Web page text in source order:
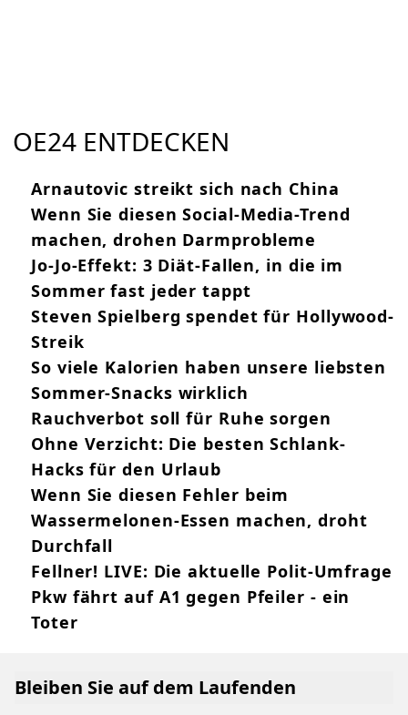
OE24 ENTDECKEN
Arnautovic streikt sich nach China
Wenn Sie diesen Social-Media-Trend
machen, drohen Darmprobleme
Jo-Jo-Effekt: 3 Diät-Fallen, in die im
Sommer fast jeder tappt
Steven Spielberg spendet für Hollywood-
Streik
So viele Kalorien haben unsere liebsten
Sommer-Snacks wirklich
Rauchverbot soll für Ruhe sorgen
Ohne Verzicht: Die besten Schlank-
Hacks für den Urlaub
Wenn Sie diesen Fehler beim
Wassermelonen-Essen machen, droht
Durchfall
Fellner! LIVE: Die aktuelle Polit-Umfrage
Pkw fährt auf A1 gegen Pfeiler - ein
Toter
Bleiben Sie auf dem Laufenden